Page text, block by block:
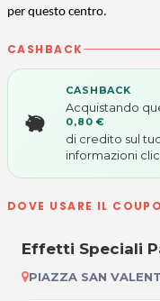
per questo centro.
CASHBACK
CASHBACK
Acquistando
0,80 €
di credito sul
informazioni
DOVE USARE IL
Effetti Speciali
PIAZZA SAN